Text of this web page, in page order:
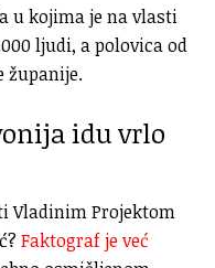
u kojima je na vlasti
ljudi, a polovica od
županije.
idu vrlo
Vladinim Projektom
Faktograf je već